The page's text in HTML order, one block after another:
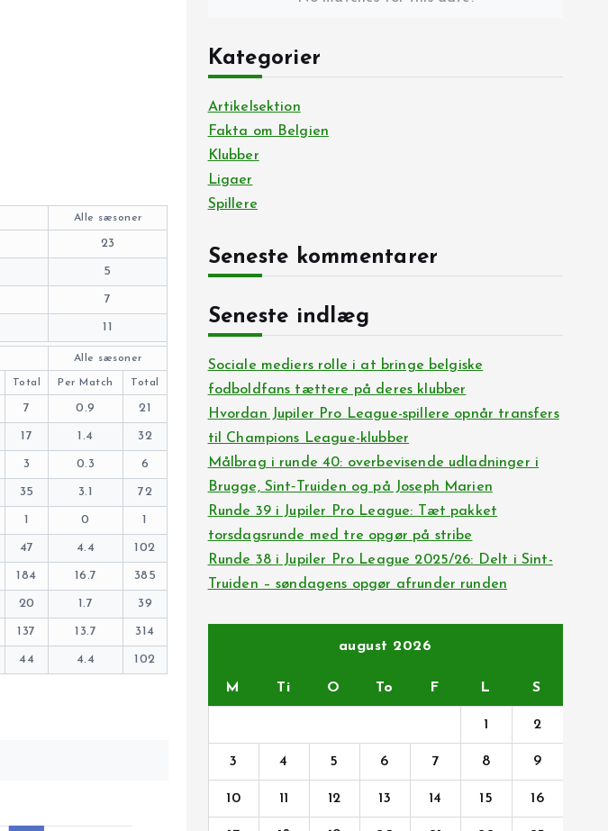
Alle sæsoner
23
5
7
11
Alle sæsoner
Total Per Match Total
7 0.9 21
17 1.4 32
3 0.3 6
35 3.1 72
1 0 1
47 4.4 102
184 16.7 385
20 1.7 39
137 13.7 314
44 4.4 102
Kategorier
Artikelsektion
Fakta om Belgien
Klubber
Ligaer
Spillere
Seneste kommentarer
Seneste indlæg
Sociale mediers rolle i at bringe belgiske
fodboldfans tættere på deres klubber
Hvordan Jupiler Pro League-spillere opnår transfers
til Champions League-klubber
Målbrag i runde 40: overbevisende udladninger i
Brugge, Sint‑Truiden og på Joseph Marien
Runde 39 i Jupiler Pro League: Tæt pakket
torsdagsrunde med tre opgør på stribe
Runde 38 i Jupiler Pro League 2025/26: Delt i Sint-
Truiden – søndagens opgør afrunder runden
august 2026
M Ti O To F L S
1 2
3 4 5 6 7 8 9
10 11 12 13 14 15 16